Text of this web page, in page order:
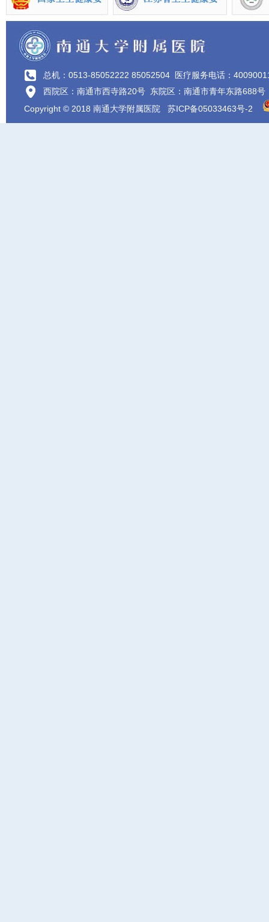
总机：0513-85052222 85052504 医疗服务电话：
西院区：南通市西寺路20号 东院区：南通市青年东路688号
Copyright © 2018 南通大学附属医院 苏ICP备05033463号-2